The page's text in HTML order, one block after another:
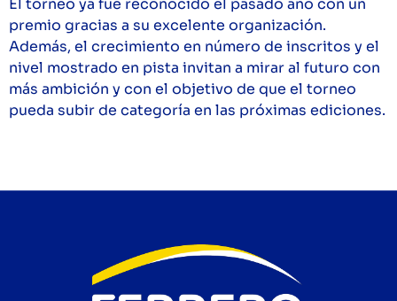
El torneo ya fue reconocido el pasado año con un
premio gracias a su excelente organización.
Además, el crecimiento en número de inscritos y el
nivel mostrado en pista invitan a mirar al futuro con
más ambición y con el objetivo de que el torneo
pueda subir de categoría en las próximas ediciones.